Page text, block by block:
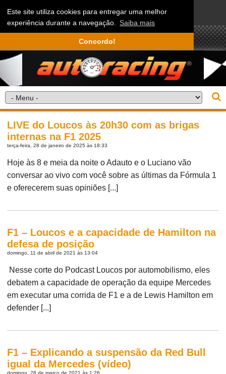
Este site utiliza cookies para entregar uma melhor
experiência durante a navegação. Saiba mais
Concordo!
LIVE do Loucos às 20h30 com as brigas
internas na F1 2025
terça-feira, 28 de janeiro de 2025 às 18:33
Hoje às 8 e meia da noite o Adauto e o Luciano vão
conversar ao vivo com você sobre as últimas da Fórmula 1
e oferecerem suas opiniões [...]
F1 – Loucos e a capacidade de Hamilton na
defesa de posição
domingo, 11 de abril de 2021 às 13:04
Nesse corte do Podcast Loucos por automobilismo, eles
debatem a capacidade de operação da equipe Mercedes
em executar uma corrida de F1 e a de Lewis Hamilton em
defender [...]
F1 – Explicando a suspensão da Red Bull
igual da Mercedes (vídeo)